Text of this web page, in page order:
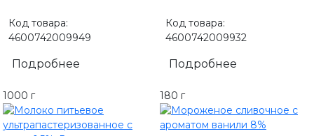
Код товара:
4600742009949
Подробнее
Код товара:
4600742009932
Подробнее
1000 г 180 г